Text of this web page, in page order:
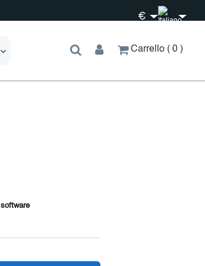
€
Carrello 0
software